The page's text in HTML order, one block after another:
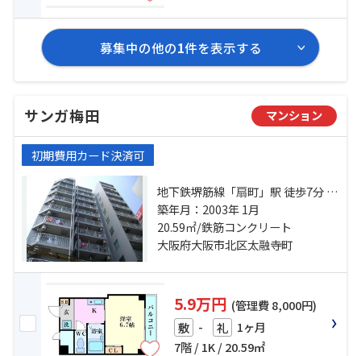
募集中の他の1件を表示する
サンガ梅田 マンション
初期費用カード決済可
地下鉄堺筋線「扇町」駅 徒歩7分 阪
急宝塚本線「大阪梅田」駅 徒歩10
分 地下鉄谷町線「東梅田」駅 徒歩6
分
築年月：2003年 1月
20.59㎡/鉄筋コンクリート
大阪府大阪市北区太融寺町
5.9万円 (管理費 8,000円)
敷 - 礼 1ヶ月
7階 / 1K / 20.59㎡